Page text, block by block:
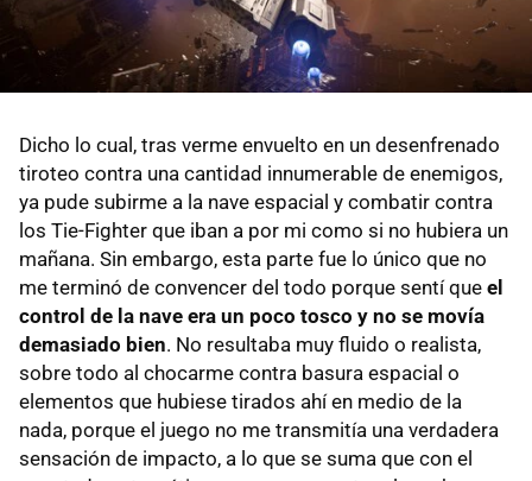
Dicho lo cual, tras verme envuelto en un desenfrenado
tiroteo contra una cantidad innumerable de enemigos,
ya pude subirme a la nave espacial y combatir contra
los Tie-Fighter que iban a por mi como si no hubiera un
mañana. Sin embargo, esta parte fue lo único que no
me terminó de convencer del todo porque sentí que el
control de la nave era un poco tosco y no se movía
demasiado bien. No resultaba muy fluido o realista,
sobre todo al chocarme contra basura espacial o
elementos que hubiese tirados ahí en medio de la
nada, porque el juego no me transmitía una verdadera
sensación de impacto, a lo que se suma que con el